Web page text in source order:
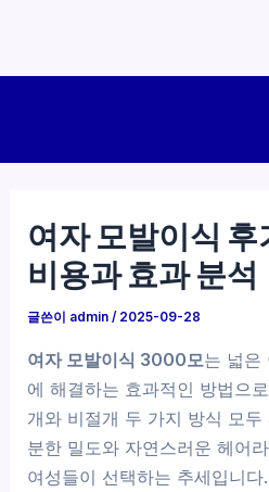
여자 모발이식
비용과 효과 분석
글쓴이 admin/ 2025-09-28
여자 모발이식 3000모는 넓은
에 해결하는 효과적인 방법으
개와 비절개 두 가지 방식 모
분한 밀도와 자연스러운 헤어
여성들이 선택하는 추세입니